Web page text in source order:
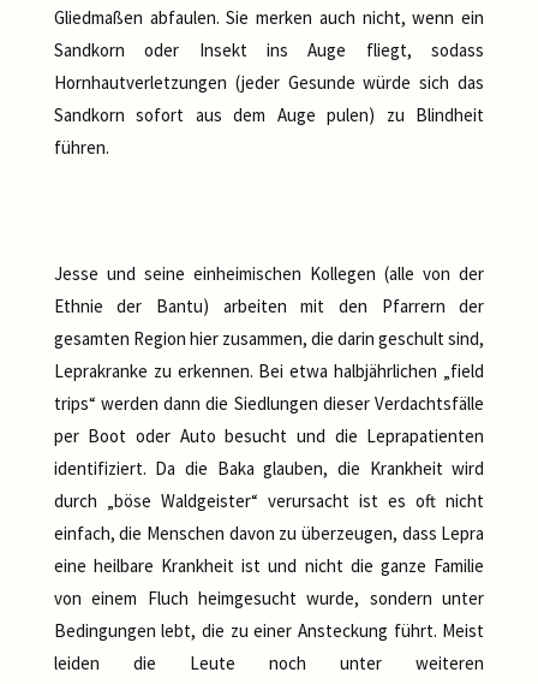
Gliedmaßen abfaulen. Sie merken auch nicht, wenn ein
Sandkorn oder Insekt ins Auge fliegt, sodass
Hornhautverletzungen (jeder Gesunde würde sich das
Sandkorn sofort aus dem Auge pulen) zu Blindheit
führen.
Jesse und seine einheimischen Kollegen (alle von der
Ethnie der Bantu) arbeiten mit den Pfarrern der
gesamten Region hier zusammen, die darin geschult sind,
Leprakranke zu erkennen. Bei etwa halbjährlichen „field
trips“ werden dann die Siedlungen dieser Verdachtsfälle
per Boot oder Auto besucht und die Leprapatienten
identifiziert. Da die Baka glauben, die Krankheit wird
durch „böse Waldgeister“ verursacht ist es oft nicht
einfach, die Menschen davon zu überzeugen, dass Lepra
eine heilbare Krankheit ist und nicht die ganze Familie
von einem Fluch heimgesucht wurde, sondern unter
Bedingungen lebt, die zu einer Ansteckung führt. Meist
leiden die Leute noch unter weiteren